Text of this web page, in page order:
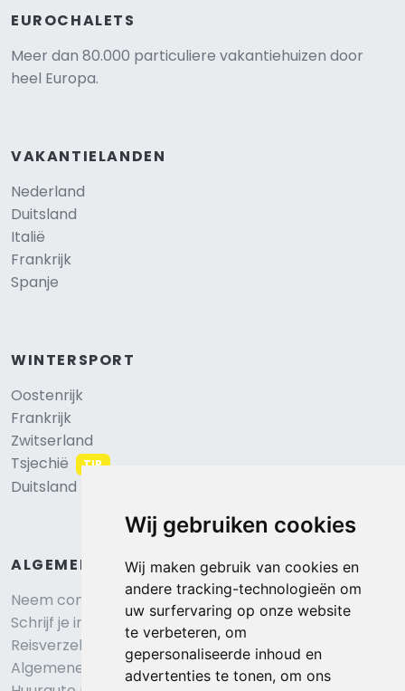
Wij gebruiken cookies
Wij maken gebruik van cookies en
andere tracking-technologieën om
uw surfervaring op onze website
te verbeteren, om
gepersonaliseerde inhoud en
advertenties te tonen, om ons
EUROCHALETS
Meer dan 80.000 particuliere vakantiehuizen door
heel Europa.
VAKANTIELANDEN
Nederland
Duitsland
Italië
Frankrijk
Spanje
WINTERSPORT
Oostenrijk
Frankrijk
Zwitserland
Tsjechië
TIP
Duitsland
ALGEMEEN
Neem contact op
Schrijf je in voor onze nieuwsbrief
Reisverzekering afsluiten
Algemene voorwaarden